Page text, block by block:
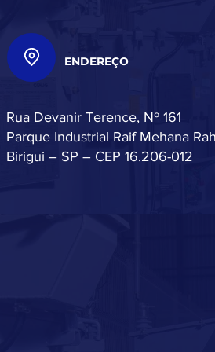
ENDEREÇO
Rua Devanir Terence, Nº 161
Parque Industrial Raif Mehana
Birigui – SP – CEP 16.206-012